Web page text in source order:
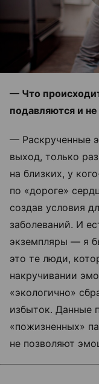
— Что
подавляются и
— Раскрученные
выход, только
на близких, у
по «дороге»
создав условия
заболеваний. И
экземпляры — я
это те люди,
накручивании
«экологично»
избыток. Данные
«пожизненных»
не позволяют